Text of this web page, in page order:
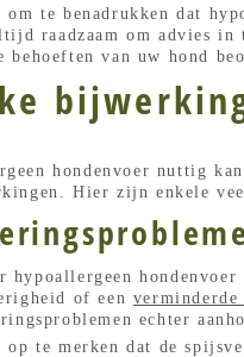
te benadrukken dat
raadzaam om advies
behoeften van uw hond
hondenvoer nuttig
Hier zijn enkele
hypoallergeen
of een verminderde
echter
te merken dat de